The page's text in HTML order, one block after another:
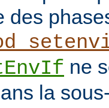
des
ne
la